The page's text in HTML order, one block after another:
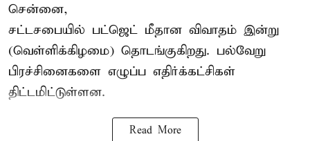
சென்னை,
சட்டசபையில் பட்ஜெட் மீதான விவாதம் இன்று
(வெள்ளிக்கிழமை) தொடங்குகிறது. பல்வேறு
பிரச்சினைகளை எழுப்ப எதிர்க்கட்சிகள்
திட்டமிட்டுள்ளன.
Read More